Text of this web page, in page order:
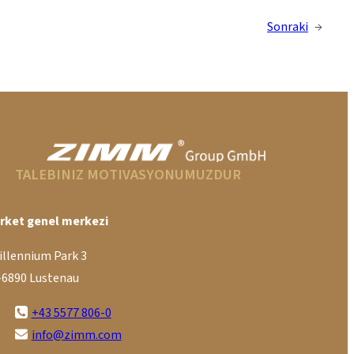
Sonraki →
TALEBINIZ MOTIVASYONUMUZDUR
genel merkezi
Park 3
Lustenau
+43 5577 806-0
info@zimm.com